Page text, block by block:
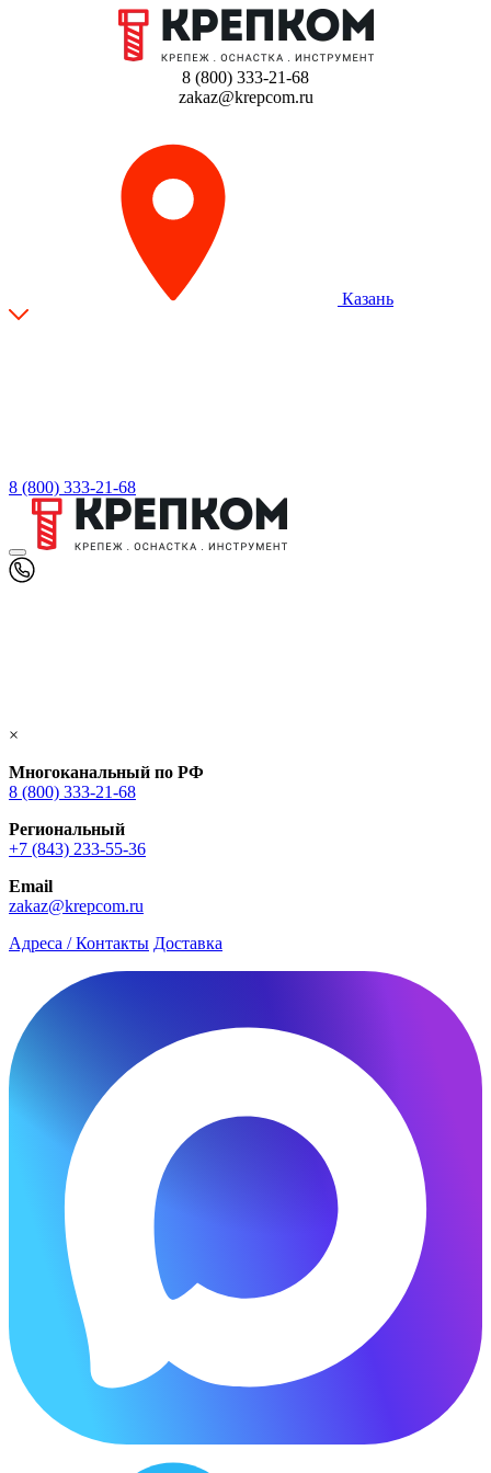
8 (800) 333-21-68
zakaz@krepcom.ru
Казань
8 (800) 333-21-68
×
Многоканальный по РФ
8 (800) 333‑21-68
Региональный
+7 (843) 233-55-36
Email
zakaz@krepcom.ru
Адреса / Контакты Доставка